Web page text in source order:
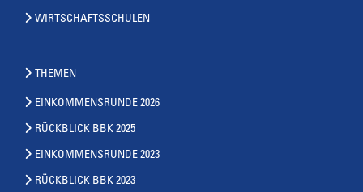
WIRTSCHAFTSSCHULEN
THEMEN
EINKOMMENSRUNDE 2026
RÜCKBLICK BBK 2025
EINKOMMENSRUNDE 2023
RÜCKBLICK BBK 2023